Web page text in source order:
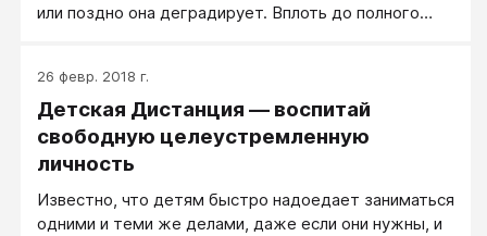
или поздно она деградирует. Вплоть до полного
развитии) нужен вклад сил и времени.
26 февр. 2018 г.
Детская Дистанция — воспитай
свободную целеустремленную
личность
Известно, что детям быстро надоедает заниматься
одними и теми же делами, даже если они нужны, и